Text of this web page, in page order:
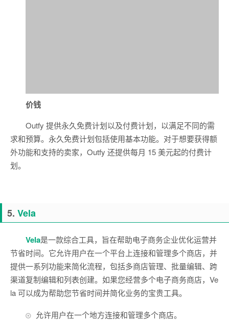
价钱
Outfy 提供永久免费计划以及付费计划，以满足不同的需
求和预算。永久免费计划包括使用基本功能。对于想要获得额
外功能和支持的卖家，Outfy 还提供每月 15 美元起的付费计
划。
5. Vela
Vela是一款综合工具，旨在帮助电子商务企业优化运营并
节省时间。它允许用户在一个平台上连接和管理多个商店，并
提供一系列功能来简化流程，包括多商店管理、批量编辑、跨
渠道复制编辑和列表创建。如果您经营多个电子商务商店，Ve
la 可以成为帮助您节省时间并简化业务的宝贵工具。
允许用户在一个地方连接和管理多个商店。